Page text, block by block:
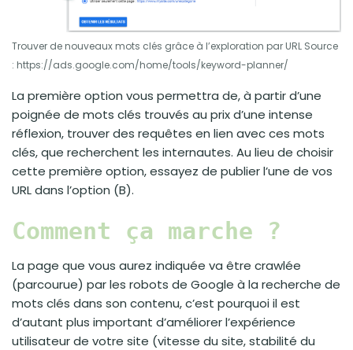
Trouver de nouveaux mots clés grâce à l’exploration par URL Source
: https://ads.google.com/home/tools/keyword-planner/
La première option vous permettra de, à partir d’une
poignée de mots clés trouvés au prix d’une intense
réflexion, trouver des requêtes en lien avec ces mots
clés, que recherchent les internautes. Au lieu de choisir
cette première option, essayez de publier l’une de vos
URL dans l’option (B).
Comment ça marche ?
La page que vous aurez indiquée va être crawlée
(parcourue) par les robots de Google à la recherche de
mots clés dans son contenu, c’est pourquoi il est
d’autant plus important d’améliorer l’expérience
utilisateur de votre site (vitesse du site, stabilité du